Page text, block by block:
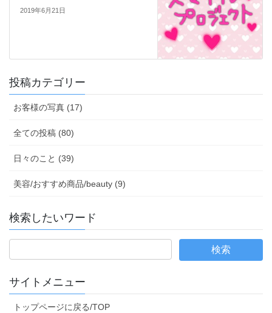
2019年6月21日
投稿カテゴリー
お客様の写真 (17)
全ての投稿 (80)
日々のこと (39)
美容/おすすめ商品/beauty (9)
検索したいワード
サイトメニュー
トップページに戻る/TOP